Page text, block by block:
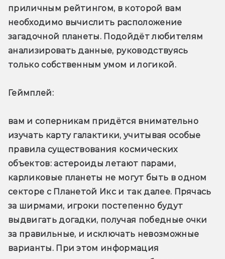
приличным рейтингом, в которой вам
необходимо вычислить расположение
загадочной планеты. Подойдёт любителям
анализировать данные, руководствуясь
только собственным умом и логикой.
Геймплей:
вам и соперникам придётся внимательно
изучать карту галактики, учитывая особые
правила существования космических
объектов: астероиды летают парами,
карликовые планеты не могут быть в одном
секторе с Планетой Икс и так далее. Прячась
за ширмами, игроки постепенно будут
выдвигать догадки, получая победные очки
за правильные, и исключать невозможные
варианты. При этом информация